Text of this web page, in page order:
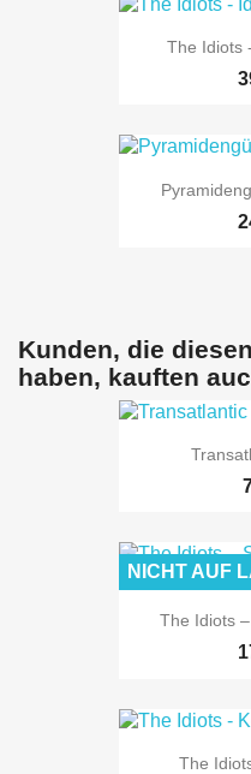
The Idiots
Kunden, die
haben, kauften
The Idiots
NICHT AUF
The